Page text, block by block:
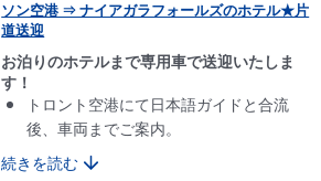
ソン空港 ⇒ ナイアガラフォールズのホテル★片
道送迎
お泊りのホテルまで専用車で送迎いたしま
す！
トロント空港にて日本語ガイドと合流
後、車両までご案内。
続きを読む